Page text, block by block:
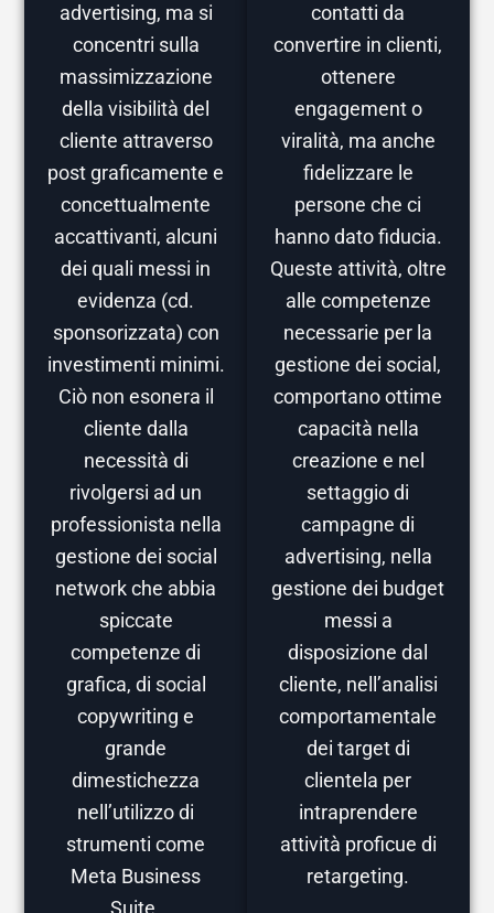
advertising, ma si
concentri sulla
massimizzazione
della visibilità del
cliente attraverso
post graficamente e
concettualmente
accattivanti, alcuni
dei quali messi in
evidenza (cd.
sponsorizzata) con
investimenti minimi.
Ciò non esonera il
cliente dalla
necessità di
rivolgersi ad un
professionista nella
gestione dei social
network che abbia
spiccate
competenze di
grafica, di social
copywriting e
grande
dimestichezza
nell’utilizzo di
strumenti come
Meta Business
contatti da
convertire in clienti,
ottenere
engagement o
viralità, ma anche
fidelizzare le
persone che ci
hanno dato fiducia.
Queste attività, oltre
alle competenze
necessarie per la
gestione dei social,
comportano ottime
capacità nella
creazione e nel
settaggio di
campagne di
advertising, nella
gestione dei budget
messi a
disposizione dal
cliente, nell’analisi
comportamentale
dei target di
clientela per
intraprendere
attività proficue di
retargeting.